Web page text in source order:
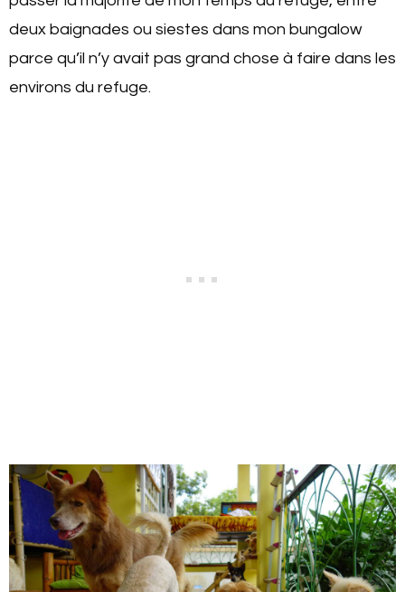
deux baignades ou siestes dans mon bungalow
parce qu’il n’y avait pas grand chose à faire dans les
environs du refuge.